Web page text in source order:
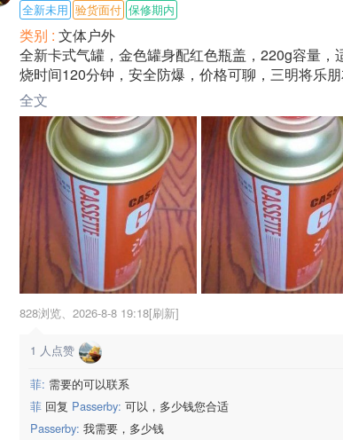
全新未用 验货面付 保修期内
类别 : 文体户外
全新卡式气罐，金色罐身配红色瓶盖，220g容量
烧时间120分钟，安全防爆，价格可聊，三明将乐朋
全文
828浏览、 2026-8-8 19:18[刷新]
1 人点赞
菲: 需要的可以联系
菲 回复 Passerby: 可以，多少钱您合适
Passerby: 我需要，多少钱